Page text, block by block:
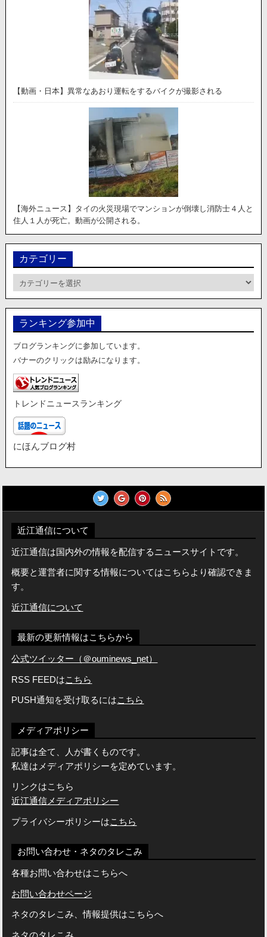
【動画・日本】異常なあおり運転をするバイクが撮影される
【海外ニュース】タイの火災現場でマンションが倒壊し消防士４人と
住人１人が死亡。動画が公開される。
カテゴリー
テ
リ
ランキング参加中
ブログランキングに参加しています。
バナーのクリックは励みになります。
トレンドニュースランキング
にほんブログ村
近江通信について
近江通信は国内外の情報を配信するニュースサイトです。
概要と運営者に関する情報についてはこちらより確認できま
す。
近江通信について
最新の更新情報はこちらから
公式ツイッター（＠ouminews_net）
RSS FEEDはこちら
PUSH通知を受け取るにはこちら
メディアポリシー
記事は全て、人が書くものです。
私達はメディアポリシーを定めています。
リンクはこちら
近江通信メディアポリシー
プライバシーポリシーはこちら
お問い合わせ・ネタのタレこみ
各種お問い合わせはこちらへ
お問い合わせページ
ネタのタレこみ、情報提供はこちらへ
ネタのタレこみ